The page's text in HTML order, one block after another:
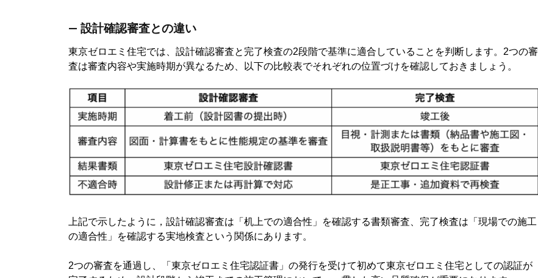
― 設計確認審査との違い
東京ゼロエミ住宅では、設計確認審査と完了検査の2段階で基準に適合していることを判断します。2つの審
査は審査内容や実施時期が異なるため、以下の比較表でそれぞれの位置づけを確認しておきましょう。
上記で示したように，設計確認審査は「机上での適合性」を確認する書類審査、完了検査は「現場での施工
の適合性」を確認する実地検査という関係にあります。
2つの審査を通過し、「東京ゼロエミ住宅認証書」の発行を受けて初めて東京ゼロエミ住宅としての認証が